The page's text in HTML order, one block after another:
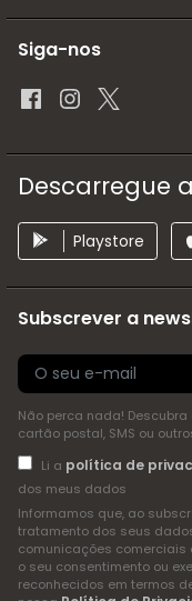
Siga-nos
Descarregue
Playstore
Subscrever a
Não perca nada!
cartão postal, SMS ou
Li a política de
dos meus dados
Informamos que, ao
tratamento dos seus
comunicações comerciais
o seu consentimento ou
reconhecidos em termos